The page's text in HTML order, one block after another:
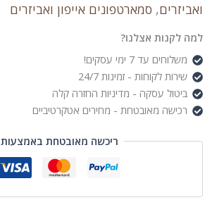
ואביזרים, סמארטפונים אייפון ואביזרים
למה לקנות אצלנו?
משלוחים עד 7 ימי עסקים!
שירות לקוחות - זמינות 24/7
ביטול עסקה - מדיניות החזרה קלה
רכישה מאובטחת - מחירים אטקרטיביים
ריכשה מאובטחת באמצעות